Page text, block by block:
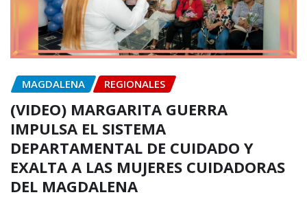
MAGDALENA REGIONALES
(VIDEO) MARGARITA GUERRA
IMPULSA EL SISTEMA
DEPARTAMENTAL DE CUIDADO Y
EXALTA A LAS MUJERES CUIDADORAS
DEL MAGDALENA